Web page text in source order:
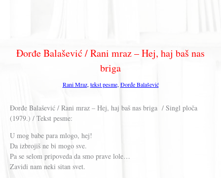
Đorđe Balašević / Rani mraz – Hej, haj baš nas
briga
Rani Mraz, tekst pesme, Đorđe Balašević
Đorđe Balašević / Rani mraz – Hej, haj baš nas briga / Singl ploča
(1979.) / Tekst pesme:
U mog babe para mlogo, hej!
Da izbrojiš ne bi mogo sve.
Pa se selom pripoveda da smo prave lole…
Zavidi nam neki sitan svet.